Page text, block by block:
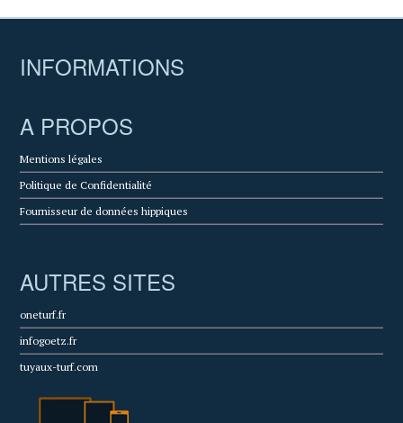
INFORMATIONS
A PROPOS
Mentions légales
Politique de Confidentialité
Fournisseur de données hippiques
AUTRES SITES
oneturf.fr
infogoetz.fr
tuyaux-turf.com